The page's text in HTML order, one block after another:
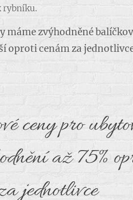
rybníku.
máme zvýhodněné
oproti cenám za
ceny pro
až 75%
jednotlivce